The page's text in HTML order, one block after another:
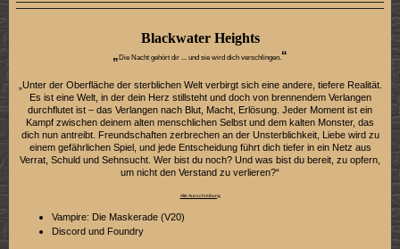
Blackwater Heights
„ Die Nacht gehört dir ... und sie wird dich verschlingen.“
„Unter der Oberfläche der sterblichen Welt verbirgt sich eine andere, tiefere Realität.
Es ist eine Welt, in der dein Herz stillsteht und doch von brennendem Verlangen
durchflutet ist – das Verlangen nach Blut, Macht, Erlösung. Jeder Moment ist ein
Kampf zwischen deinem alten menschlichen Selbst und dem kalten Monster, das
dich nun antreibt. Freundschaften zerbrechen an der Unsterblichkeit, Liebe wird zu
einem gefährlichen Spiel, und jede Entscheidung führt dich tiefer in ein Netz aus
Verrat, Schuld und Sehnsucht. Wer bist du noch? Und was bist du bereit, zu opfern,
um nicht den Verstand zu verlieren?“
Alte Ausschreibung
Vampire: Die Maskerade (V20)
Discord und Foundry